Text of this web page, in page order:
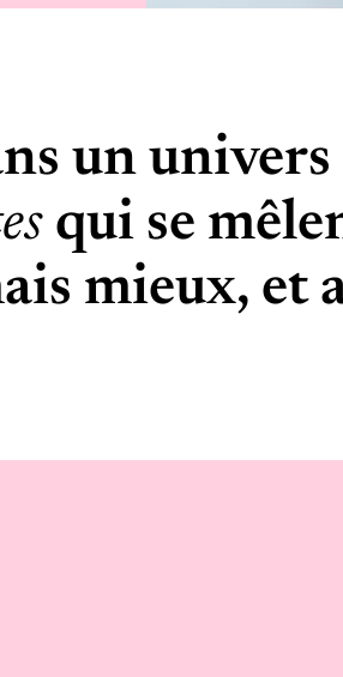
un univers
qui se
mieux, et